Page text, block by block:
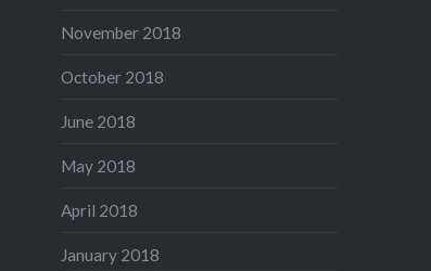
November 2018
October 2018
June 2018
May 2018
April 2018
January 2018